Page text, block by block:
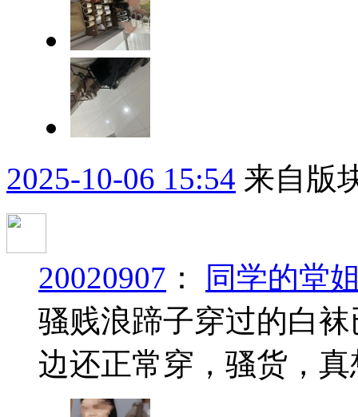
2025-10-06 15:54 来自版
20020907 ：
同学的堂
骚贱浪蹄子穿过的白
边还正常穿，骚货，